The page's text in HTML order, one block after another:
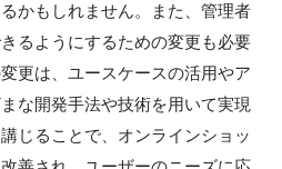
かもしれません。また、管理者
るようにするための変更も必要
更は、ユースケースの活用やア
な開発手法や技術を用いて実現
じることで、オンラインショッ